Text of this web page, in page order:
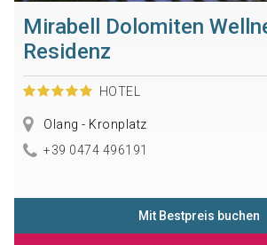
Mirabell Dolomiten
Residenz
HOTEL
Olang - Kronplatz
+39 0474 496191
Mit Bestpreis buchen